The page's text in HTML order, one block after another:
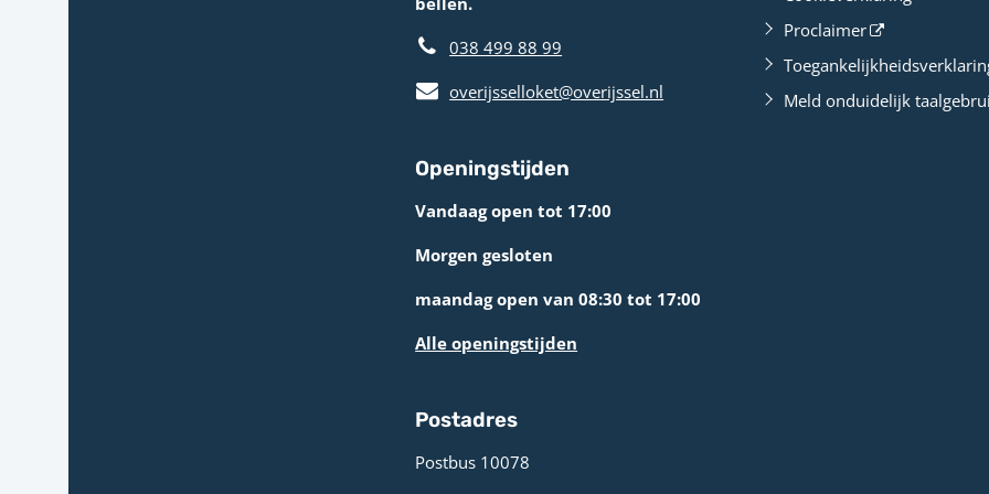
038 499 88 99
overijsselloket@overijssel.nl
Openingstijden
Vandaag open tot 17:00
Morgen gesloten
maandag open van 08:30 tot 17:00
Alle openingstijden
Postadres
Postbus 10078 ­
Proclaimer
Meld onduidelijk